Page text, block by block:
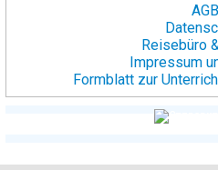
AGB
Reisebüro
Impressum
Formblatt zur